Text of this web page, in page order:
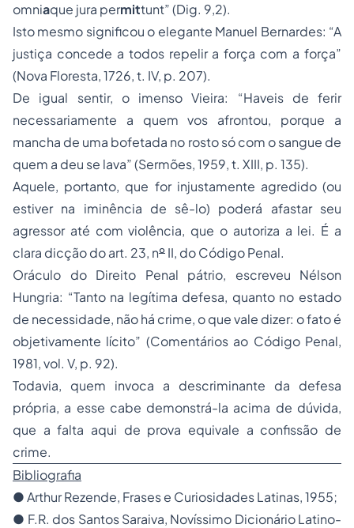
omniaque jura permittunt” (Dig. 9,2).
Isto mesmo significou o elegante Manuel Bernardes: “A
justiça concede a todos repelir a força com a força”
(Nova Floresta, 1726, t. IV, p. 207).
De igual sentir, o imenso Vieira: “Haveis de ferir
necessariamente a quem vos afrontou, porque a
mancha de uma bofetada no rosto só com o sangue de
quem a deu se lava” (Sermões, 1959, t. XIII, p. 135).
Aquele, portanto, que for injustamente agredido (ou
estiver na iminência de sê-lo) poderá afastar seu
agressor até com violência, que o autoriza a lei. É a
clara dicção do art. 23, nºII, do Código Penal.
Oráculo do Direito Penal pátrio, escreveu Nélson
Hungria: “Tanto na legítima defesa, quanto no estado
de necessidade, não há crime, o que vale dizer: o fato é
objetivamente lícito” (Comentários ao Código Penal,
1981, vol. V, p. 92).
Todavia, quem invoca a descriminante da defesa
própria, a esse cabe demonstrá-la acima de dúvida,
que a falta aqui de prova equivale a confissão de
crime.
Bibliografia
●Arthur Rezende, Frases e Curiosidades Latinas, 1955;
● F.R. dos Santos Saraiva, Novíssimo Dicionário Latino-